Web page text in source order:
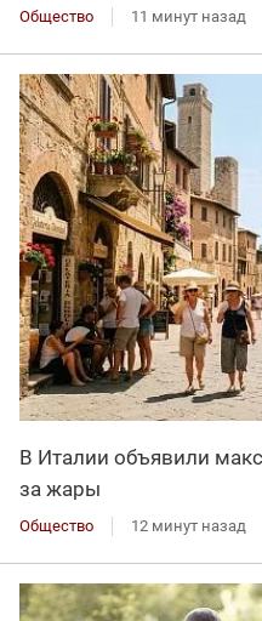
Общество 11 минут назад
В Италии объявили
за жары
Общество 12 минут назад